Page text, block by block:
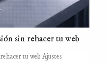
sin rehacer tu web
tu web Ajustes